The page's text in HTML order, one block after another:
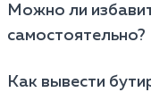
Можно ли
самостоятельно?
является
Как вывести